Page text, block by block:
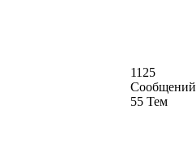
1125
Сообщений
55 Тем